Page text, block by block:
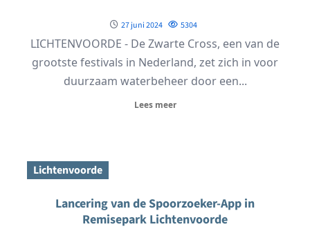
27 juni 2024 5304
LICHTENVOORDE - De Zwarte Cross, een van de
grootste festivals in Nederland, zet zich in voor
duurzaam waterbeheer door een...
Lees meer
Lichtenvoorde
Lancering van de Spoorzoeker-App in
Remisepark Lichtenvoorde